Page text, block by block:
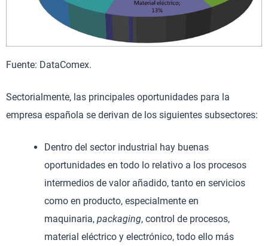
Fuente: DataComex.
Sectorialmente, las principales oportunidades para la
empresa española se derivan de los siguientes subsectores:
Dentro del sector industrial hay buenas
oportunidades en todo lo relativo a los procesos
intermedios de valor añadido, tanto en servicios
como en producto, especialmente en
maquinaria, packaging, control de procesos,
material eléctrico y electrónico, todo ello más